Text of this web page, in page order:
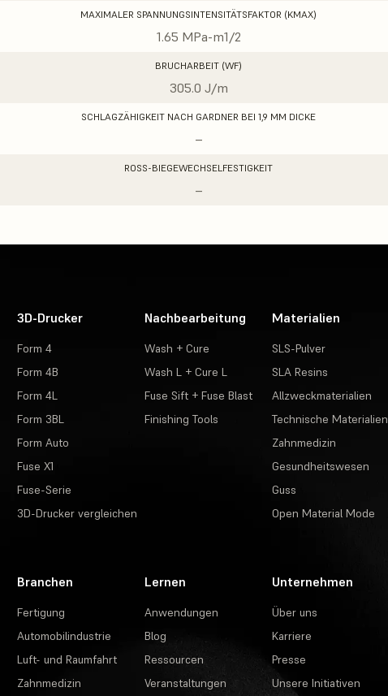
MAXIMALER SPANNUNGSINTENSITÄTSFAKTOR (KMAX)
1.65 MPa-m1/2
BRUCHARBEIT (WF)
305.0 J/m
SCHLAGZÄHIGKEIT NACH GARDNER BEI 1,9 MM DICKE
–
ROSS-BIEGEWECHSELFESTIGKEIT
–
3D-Drucker
Form 4
Form 4B
Form 4L
Form 3BL
Form Auto
Fuse X1
Fuse-Serie
3D-Drucker vergleichen
Nachbearbeitung
Wash + Cure
Wash L + Cure L
Fuse Sift + Fuse Blast
Finishing Tools
Materialien
SLS-Pulver
SLA Resins
Allzweckmaterialien
Technische Materialien
Zahnmedizin
Gesundheitswesen
Guss
Open Material Mode
Branchen
Fertigung
Automobilindustrie
Luft- und Raumfahrt
Zahnmedizin
Lernen
Anwendungen
Blog
Ressourcen
Veranstaltungen
Unternehmen
Über uns
Karriere
Presse
Unsere Initiativen